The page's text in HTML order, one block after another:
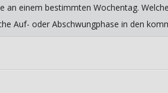
an einem bestimmten Wochentag.
Auf- oder Abschwungphase in den